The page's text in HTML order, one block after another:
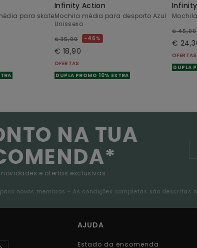
para skate
Infinity Action
Mochila média para desporto Azul
Unissexo
€ 35,00 46%
€ 18,90
OFERTAS
DUPLA PROMO 10% EXTRA
€ 45,00
€
OFERTAS
DUPLA
NA TUA
e ofertas exclusivas.
novos membros - As condições completas são descritas
AJUDA
Estado da encomenda